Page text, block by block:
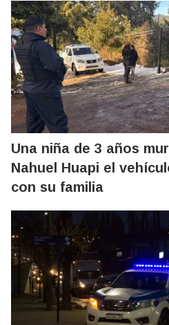
Una niña de 3 años
Nahuel Huapi el
con su familia